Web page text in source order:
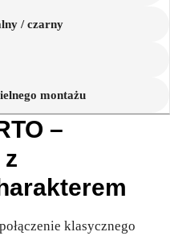
/ czarny
montażu
–
klasycznego